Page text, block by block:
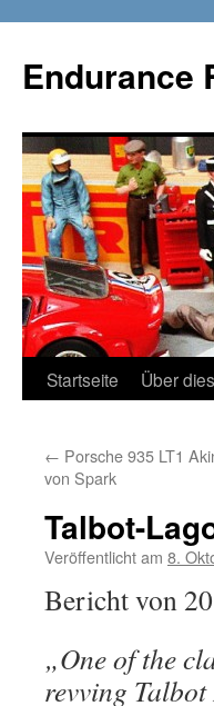
springen
Endurance
Startseite Über
← Porsche 935 LT1
von Spark
Talbot-
Veröffentlicht am 8.
Bericht von
„One of the
revving